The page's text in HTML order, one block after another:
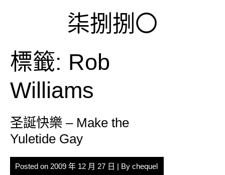
柒捌捌〇
標籤: Rob
Williams
圣誕快樂 – Make the
Yuletide Gay
Posted on 2009 年 12 月 27 日 | By chequel